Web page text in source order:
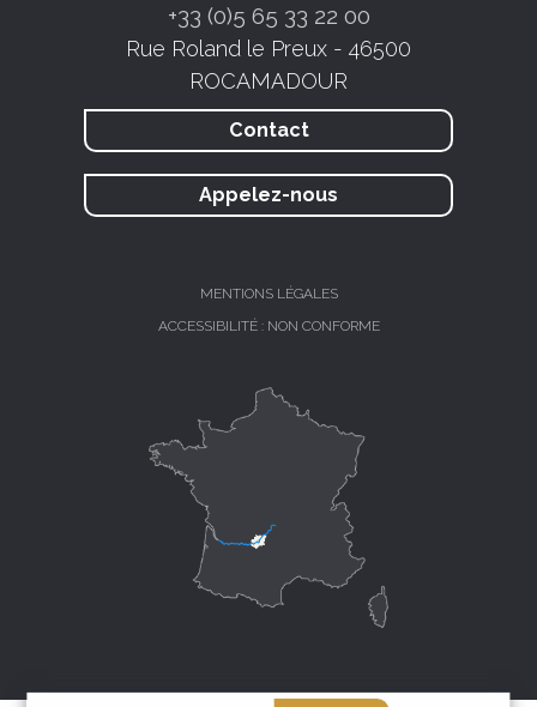
+33 (0)5 65 33 22 00
Rue Roland le Preux - 46500
ROCAMADOUR
Contact
Appelez-nous
MENTIONS LÉGALES
ACCESSIBILITÉ : NON CONFORME